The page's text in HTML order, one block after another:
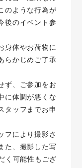
のような行為が
後のイベント参
身体やお荷物に
らかじめご了承
ず、ご参加をお
に体調が悪くな
タッフまでお申
フにより撮影さ
た、撮影した写
く可能性もござ